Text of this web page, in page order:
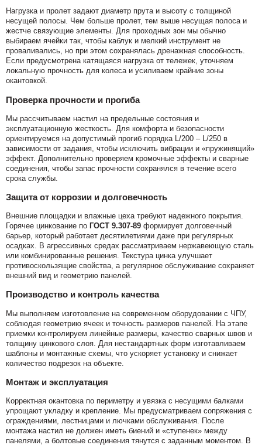
Нагрузка и пролет задают диаметр прута и высоту с толщиной
несущей полосы. Чем больше пролет, тем выше несущая полоса и
жестче связующие элементы. Для проходных зон мы обычно
выбираем ячейки так, чтобы каблук и мелкий инструмент не
проваливались, но при этом сохранялась дренажная способность.
Если предусмотрена катящаяся нагрузка от тележек, уточняем
локальную прочность для колеса и усиливаем крайние зоны
окантовкой.
Проверка прочности и прогиба
Мы рассчитываем настил на предельные состояния и
эксплуатационную жесткость. Для комфорта и безопасности
ориентируемся на допустимый прогиб порядка L/200 – L/250 в
зависимости от задания, чтобы исключить вибрации и «пружинящий»
эффект. Дополнительно проверяем кромочные эффекты и сварные
соединения, чтобы запас прочности сохранялся в течение всего
срока службы.
Защита от коррозии и долговечность
Внешние площадки и влажные цеха требуют надежного покрытия.
Горячее цинкование по ГОСТ 9.307-89 формирует долговечный
барьер, который работает десятилетиями даже при регулярных
осадках. В агрессивных средах рассматриваем нержавеющую сталь
или комбинированные решения. Текстура цинка улучшает
противоскользящие свойства, а регулярное обслуживание сохраняет
внешний вид и геометрию панелей.
Производство и контроль качества
Мы выполняем изготовление на современном оборудовании с ЧПУ,
соблюдая геометрию ячеек и точность размеров панелей. На этапе
приемки контролируем линейные размеры, качество сварных швов и
толщину цинкового слоя. Для нестандартных форм изготавливаем
шаблоны и монтажные схемы, что ускоряет установку и снижает
количество подрезок на объекте.
Монтаж и эксплуатация
Корректная окантовка по периметру и увязка с несущими балками
упрощают укладку и крепление. Мы предусматриваем сопряжения с
ограждениями, лестницами и лючками обслуживания. После
монтажа настил не должен иметь биений и «ступенек» между
панелями, а болтовые соединения тянутся с заданным моментом. В